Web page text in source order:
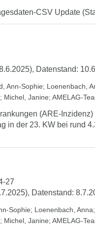
CSV Update
Datenstand:
Ann-Sophie; Loenenbach,
; Michel, Janine; AMELAG-
(ARE-
in der 23. KW bei rund
27
Datenstand:
Sophie; Loenenbach, Anna;
; Michel, Janine; AMELAG-